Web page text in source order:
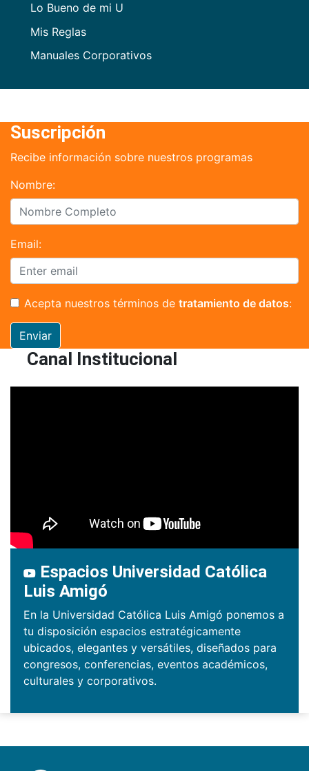
Lo Bueno de mi U
Mis Reglas
Manuales Corporativos
Suscripción
Recibe información sobre nuestros programas
Nombre:
Email:
Acepta nuestros términos de tratamiento de datos:
Enviar
Canal Institucional
Espacios Universidad Católica
Luis Amigó
En la Universidad Católica Luis Amigó ponemos a
tu disposición espacios estratégicamente
ubicados, elegantes y versátiles, diseñados para
congresos, conferencias, eventos académicos,
culturales y corporativos.